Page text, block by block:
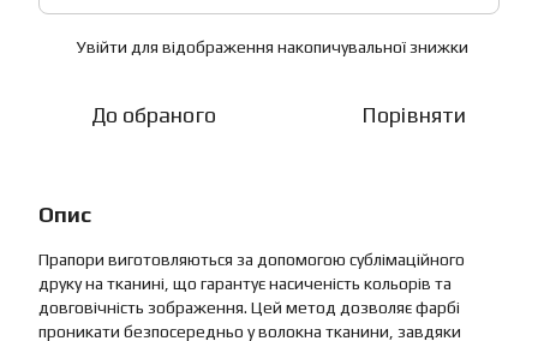
Увійти для відображення накопичувальної знижки
До обраного Порівняти
Опис
Прапори виготовляються за допомогою сублімаційного
друку на тканині, що гарантує насиченість кольорів та
довговічність зображення. Цей метод дозволяє фарбі
проникати безпосередньо у волокна тканини, завдяки